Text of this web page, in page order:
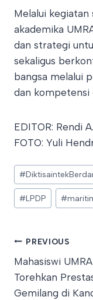
Melalui kegiatan
akademika
dan strategi
sekaligus
bangsa melalui
dan kompetensi
EDITOR: Rendi
FOTO: Yuli
Post
Tags:
#
#LPDP #
Post
PREVIOUS
Mahasiswi
Torehkan
Gemilang di